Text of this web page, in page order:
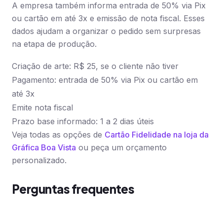
A empresa também informa entrada de 50% via Pix
ou cartão em até 3x e emissão de nota fiscal. Esses
dados ajudam a organizar o pedido sem surpresas
na etapa de produção.
Criação de arte: R$ 25, se o cliente não tiver
Pagamento: entrada de 50% via Pix ou cartão em
até 3x
Emite nota fiscal
Prazo base informado: 1 a 2 dias úteis
Veja todas as opções de Cartão Fidelidade na loja da
Gráfica Boa Vista ou peça um orçamento
personalizado.
Perguntas frequentes